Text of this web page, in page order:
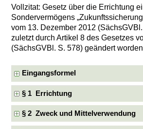
Vollzitat: Gesetz über die Errichtung
Sondervermögens
vom 13. Dezember 2012
zuletzt durch Artikel 8 des Gesetzes
(SächsGVBl. S. 578) geändert
Eingangsformel
§ 1 Errichtung
§ 2 Zweck und Mittelverwendung